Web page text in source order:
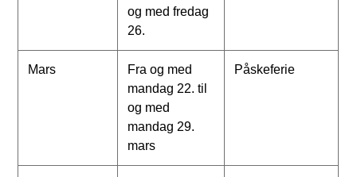
og med fredag
26.
Mars
Fra og med
mandag 22. til
og med
mandag 29.
mars
Påskeferie